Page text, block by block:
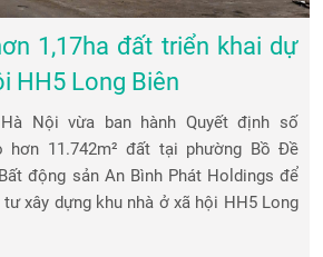
1,17ha đất triển khai dự
HH5 Long Biên
Nội vừa ban hành Quyết định số
hơn 11.742m² đất tại phường Bồ Đề
động sản An Bình Phát Holdings để
xây dựng khu nhà ở xã hội HH5 Long